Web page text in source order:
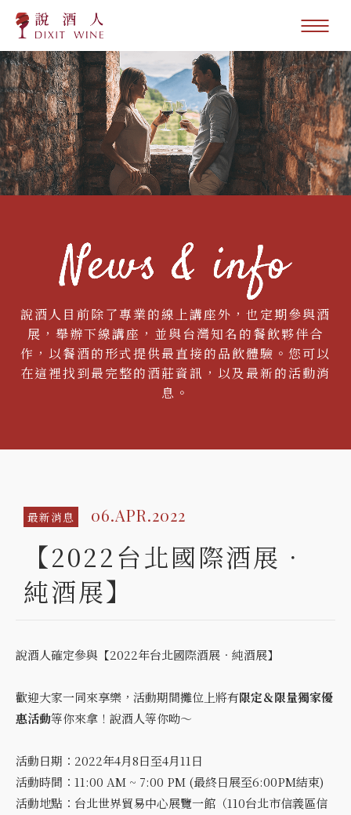
說酒人目前除了專業的線上講座外，也定期參與酒
展，舉辦下線講座，並與台灣知名的餐飲夥伴合
作，以餐酒的形式提供最直接的品飲體驗。您可以
在這裡找到最完整的酒莊資訊，以及最新的活動消
息。
最新消息 06.APR.2022
【2022台北國際酒展．
純酒展】
說酒人確定參與【2022年台北國際酒展．純酒展】
歡迎大家一同來享樂，活動期間攤位上將有限定＆限量獨家優
惠活動等你來拿！說酒人等你呦～
活動日期：2022年4月8日至4月11日
活動時間：11:00 AM ~ 7:00 PM (最終日展至6:00PM結束)
活動地點：台北世界貿易中心展覽一館（110台北市信義區信